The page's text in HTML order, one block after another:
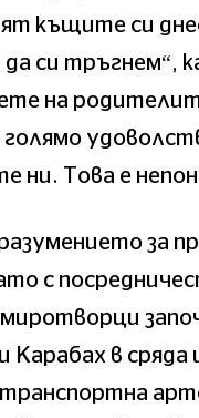
къщите си
си тръгнем“,
на
ни. Това е
за
с
Карабах в сряда